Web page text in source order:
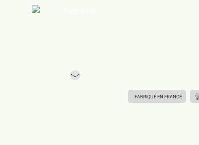
Previous
FABRIQUÉ EN FRANCE